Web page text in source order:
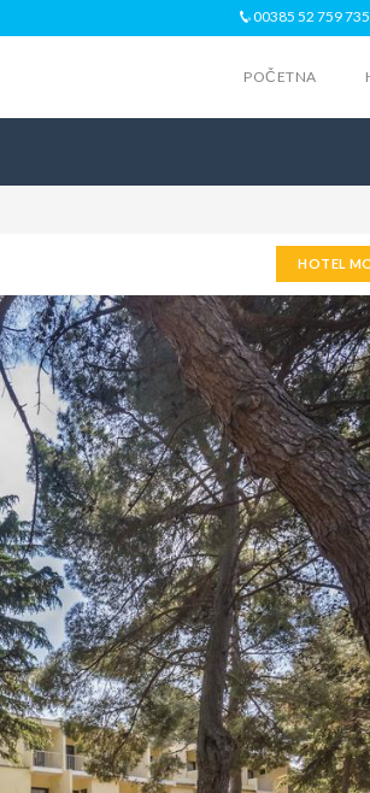
00385 52 759 735
POČETNA
HOTEL